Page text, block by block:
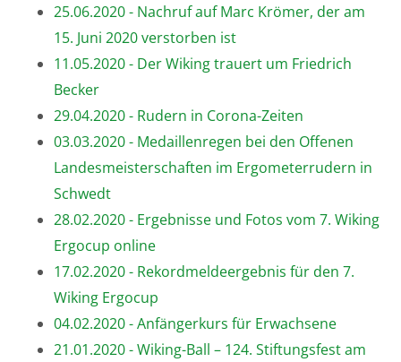
25.06.2020 - Nachruf auf Marc Krömer, der am
15. Juni 2020 verstorben ist
11.05.2020 - Der Wiking trauert um Friedrich
Becker
29.04.2020 - Rudern in Corona-Zeiten
03.03.2020 - Medaillenregen bei den Offenen
Landesmeisterschaften im Ergometerrudern in
Schwedt
28.02.2020 - Ergebnisse und Fotos vom 7. Wiking
Ergocup online
17.02.2020 - Rekordmeldeergebnis für den 7.
Wiking Ergocup
04.02.2020 - Anfängerkurs für Erwachsene
21.01.2020 - Wiking-Ball – 124. Stiftungsfest am